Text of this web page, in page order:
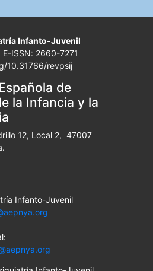
Infanto-Juvenil
ISSN: 2660-7271
10.31766/revpsij
de
la Infancia y la
12, Local 2, 47007
Infanto-Juvenil